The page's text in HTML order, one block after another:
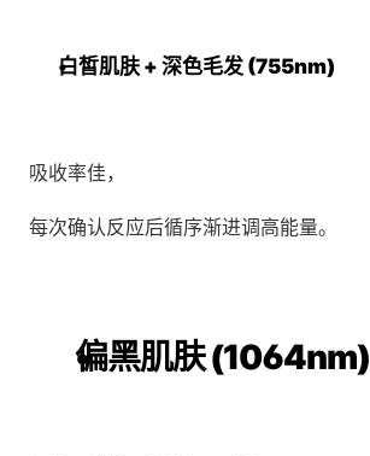
白皙肌肤 + 深色毛发 (755nm)
吸收率佳，
每次确认反应后循序渐进调高能量。
偏黑肌肤 (1064nm)